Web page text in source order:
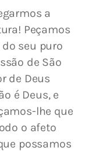
a
Peçamos
seu puro
de São
de Deus
é Deus, e
lhe que
o afeto
possamos